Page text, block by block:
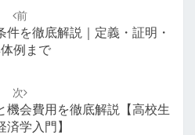
前
を徹底解説｜定義・証明・
例まで
次
機会費用を徹底解説【高校生
済学入門】